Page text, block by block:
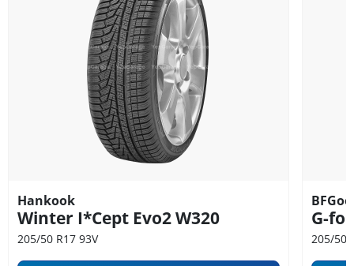
Hankook
Winter I*Cept Evo2 W320
205/50 R17 93V
G-
205/50